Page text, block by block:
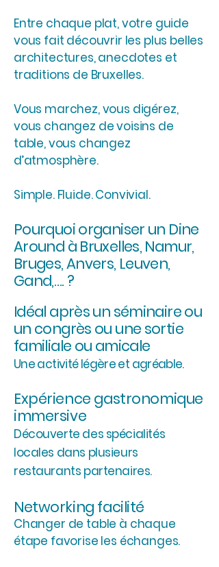
Entre chaque plat, votre guide
vous fait découvrir les plus belles
architectures, anecdotes et
traditions de Bruxelles.
Vous marchez, vous digérez,
vous changez de voisins de
table, vous changez
d’atmosphère.
Simple. Fluide. Convivial.
Pourquoi organiser un Dine
Around à Bruxelles, Namur,
Bruges, Anvers, Leuven,
Gand,…. ?
Idéal après un séminaire ou
un congrès ou une sortie
familiale ou amicale
Une activité légère et agréable.
Expérience gastronomique
immersive
Découverte des spécialités
locales dans plusieurs
restaurants partenaires.
Networking facilité
Changer de table à chaque
étape favorise les échanges.